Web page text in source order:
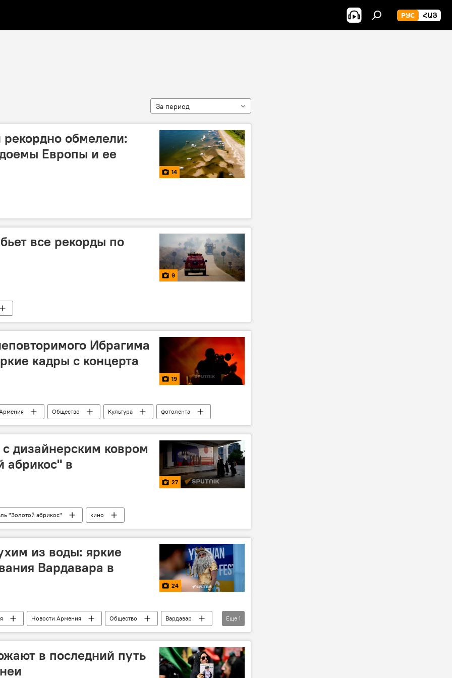
РУС ՀԱՅ
За период
обмелели:
Европы и ее
14
все рекорды по
9
Ибрагима
кадры с концерта
19
Общество Культура фотолента
дизайнерским ковром
абрикос" в
27
"Золотой абрикос" кино
из воды: яркие
Вардавара в
24
Новости Армения Общество Вардавар Еще 1
в последний путь